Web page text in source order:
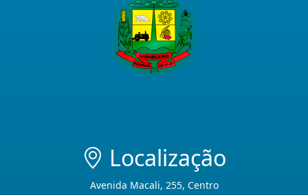
Localização
Avenida Macali, 255, Centro